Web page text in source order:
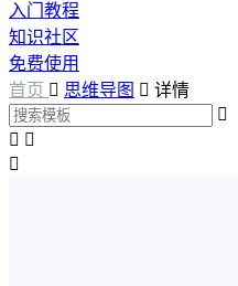
入门教程
知识社区
免费使用
首页  思维导图  详情

 
